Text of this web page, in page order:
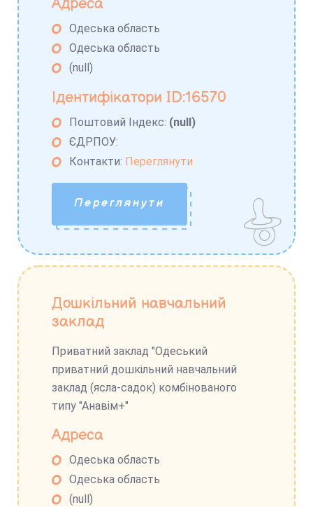
Адреса
Одеська область
Одеська область
(null)
Ідентифікатори ID:16570
Поштовий Індекс: (null)
ЄДРПОУ:
Контакти: Переглянути
Переглянути
Дошкільний навчальний
заклад
Приватний заклад "Одеський
приватний дошкільний навчальний
заклад (ясла-садок) комбінованого
типу "Анавім+"
Адреса
Одеська область
Одеська область
(null)